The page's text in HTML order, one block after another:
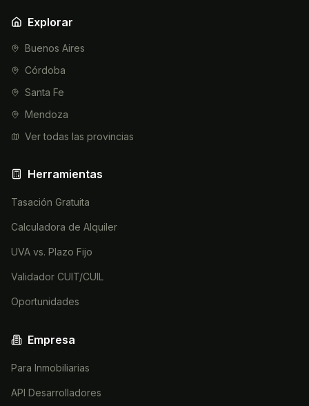
Explorar
Buenos Aires
Córdoba
Santa Fe
Mendoza
Ver todas las provincias
Herramientas
Tasación Gratuita
Calculadora de Alquiler
UVA vs. Plazo Fijo
Validador CUIT/CUIL
Oportunidades
Empresa
Para Inmobiliarias
API Desarrolladores